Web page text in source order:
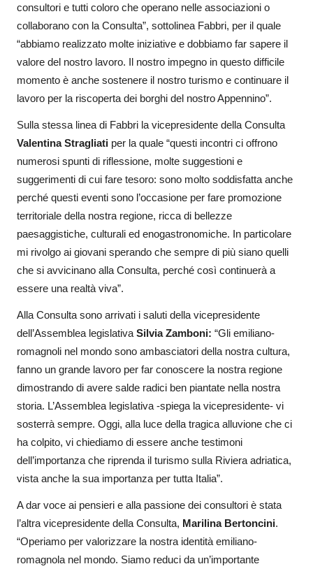
consultori e tutti coloro che operano nelle associazioni o
collaborano con la Consulta”, sottolinea Fabbri, per il quale
“abbiamo realizzato molte iniziative e dobbiamo far sapere il
valore del nostro lavoro. Il nostro impegno in questo difficile
momento è anche sostenere il nostro turismo e continuare il
lavoro per la riscoperta dei borghi del nostro Appennino”.
Sulla stessa linea di Fabbri la vicepresidente della Consulta
Valentina Stragliati per la quale “questi incontri ci offrono
numerosi spunti di riflessione, molte suggestioni e
suggerimenti di cui fare tesoro: sono molto soddisfatta anche
perché questi eventi sono l’occasione per fare promozione
territoriale della nostra regione, ricca di bellezze
paesaggistiche, culturali ed enogastronomiche. In particolare
mi rivolgo ai giovani sperando che sempre di più siano quelli
che si avvicinano alla Consulta, perché così continuerà a
essere una realtà viva”.
Alla Consulta sono arrivati i saluti della vicepresidente
dell’Assemblea legislativa Silvia Zamboni: “Gli emiliano-
romagnoli nel mondo sono ambasciatori della nostra cultura,
fanno un grande lavoro per far conoscere la nostra regione
dimostrando di avere salde radici ben piantate nella nostra
storia. L’Assemblea legislativa -spiega la vicepresidente- vi
sosterrà sempre. Oggi, alla luce della tragica alluvione che ci
ha colpito, vi chiediamo di essere anche testimoni
dell’importanza che riprenda il turismo sulla Riviera adriatica,
vista anche la sua importanza per tutta Italia”.
A dar voce ai pensieri e alla passione dei consultori è stata
l’altra vicepresidente della Consulta, Marilina Bertoncini.
“Operiamo per valorizzare la nostra identità emiliano-
romagnola nel mondo. Siamo reduci da un’importante